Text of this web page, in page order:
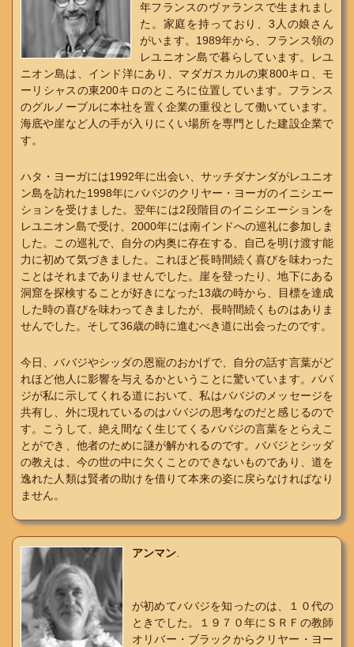
年フランスのヴァランスで生まれまし
た。家庭を持っており、3人の娘さん
がいます。1989年から、フランス領の
レユニオン島で暮らしています。レユ
ニオン島は、インド洋にあり、マダガスカルの東800キロ、モ
ーリシャスの東200キロのところに位置しています。フランス
のグルノーブルに本社を置く企業の重役として働いています。
海底や崖など人の手が入りにくい場所を専門とした建設企業で
す。
ハタ・ヨーガには1992年に出会い、サッチダナンダがレユニオ
ン島を訪れた1998年にババジのクリヤー・ヨーガのイニシエー
ションを受けました。翌年には2段階目のイニシエーションを
レユニオン島で受け、2000年には南インドへの巡礼に参加しま
した。この巡礼で、自分の内奥に存在する、自己を明け渡す能
力に初めて気づきました。これほど長時間続く喜びを味わった
ことはそれまでありませんでした。崖を登ったり、地下にある
洞窟を探検することが好きになった13歳の時から、目標を達成
した時の喜びを味わってきましたが、長時間続くものはありま
せんでした。そして36歳の時に進むべき道に出会ったのです。
今日、ババジやシッダの恩寵のおかげで、自分の話す言葉がど
れほど他人に影響を与えるかということに驚いています。ババ
ジが私に示してくれる道において、私はババジのメッセージを
共有し、外に現れているのはババジの思考なのだと感じるので
す。こうして、絶え間なく生じてくるババジの言葉をとらえこ
とができ、他者のために謎が解かれるのです。ババジとシッダ
の教えは、今の世の中に欠くことのできないものであり、道を
逸れた人類は賢者の助けを借りて本来の姿に戻らなければなり
ません。
アンマン.
が初めてババジを知ったのは、１０代の
ときでした。１９７０年にＳＲＦの教師
オリバー・ブラックからクリヤー・ヨー